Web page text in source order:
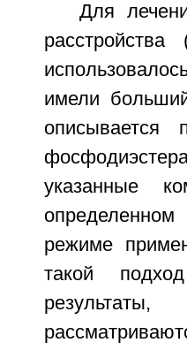
Для
имели
описывается
указанные
режиме
такой